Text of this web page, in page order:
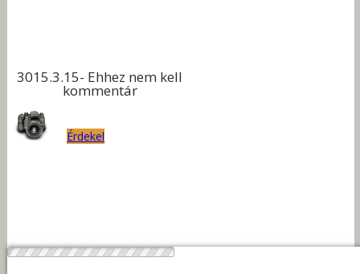
3015.3.15- Ehhez nem kell
kommentár
Érdekel